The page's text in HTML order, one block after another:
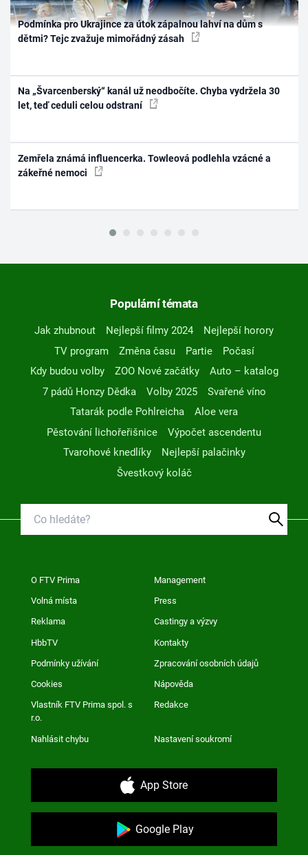
Podmínka pro Ukrajince za útok zápalnou lahví na dům s
dětmi? Tejc zvažuje mimořádný zásah
Na „Švarcenberský“ kanál už neodbočíte. Chyba vydržela 30
let, teď ceduli celou odstraní
Zemřela známá influencerka. Towleová podlehla vzácné a
zákeřné nemoci
Populární témata
Jak zhubnout Nejlepší filmy 2024
Nejlepší horory
TV program
Změna času Partie
Počasí
Kdy budou volby
ZOO Nové začátky
Auto – katalog
7 pádů Honzy Dědka
Volby 2025
Svařené víno
Tatarák podle Pohlreicha
Aloe vera
Pěstování lichořeřišnice
Výpočet ascendentu
Tvarohové knedlíky
Nejlepší palačinky
Švestkový koláč
O FTV Prima Management
Volná místa Press
Reklama Castingy a výzvy
HbbTV Kontakty
Podmínky užívání Zpracování osobních údajů
Cookies Nápověda
Vlastník FTV Prima spol. s
r.o.
Redakce
Nahlásit chybu Nastavení soukromí
App Store
Google Play